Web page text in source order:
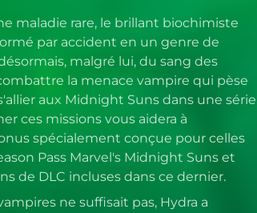
maladie rare, le brillant biochimiste
par accident en un genre de
malgré lui, du sang des
la menace vampire qui pèse
aux Midnight Suns dans une série
ces missions vous aidera à
spécialement conçue pour celles
Pass Marvel's Midnight Suns et
de DLC incluses dans ce dernier.
ne suffisait pas, Hydra a